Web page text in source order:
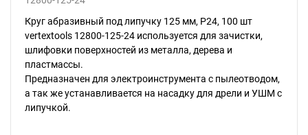
Круг абразивный под липучку 125 мм, Р24, 100 шт
vertextools 12800-125-24 используется для зачистки,
шлифовки поверхностей из металла, дерева и
пластмассы.
Предназначен для электроинструмента с пылеотводом,
а так же устанавливается на насадку для дрели и УШМ с
липучкой.